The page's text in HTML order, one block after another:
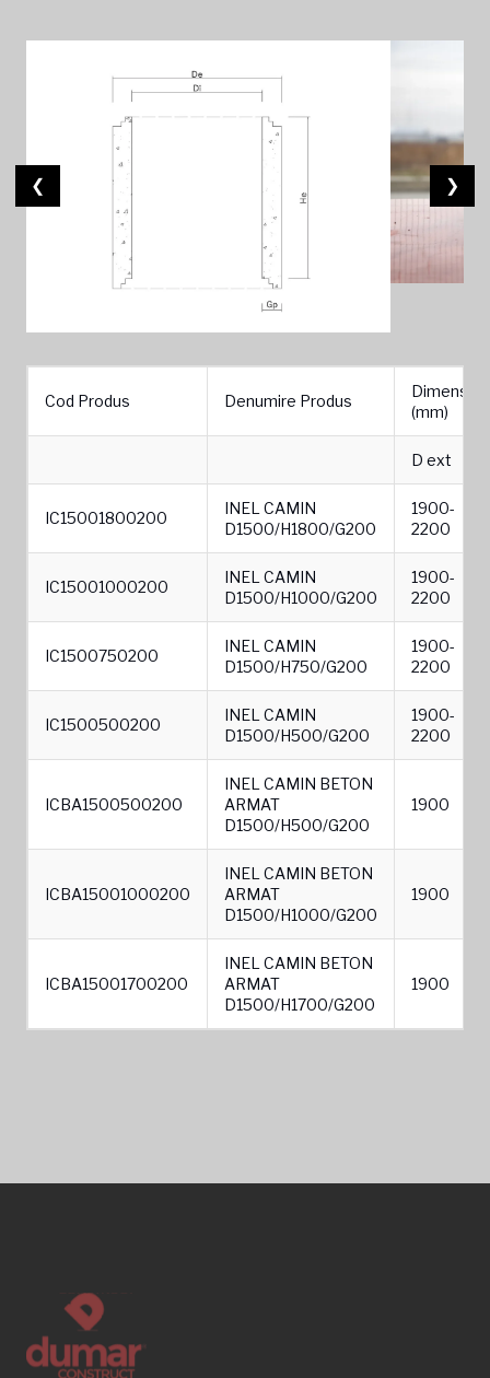
❮ ❯
Cod Produs Denumire Produs
(mm)
D ext
IC15001800200
INEL CAMIN
D1500/H1800/G200
1900-
2200
IC15001000200
INEL CAMIN
D1500/H1000/G200
1900-
2200
IC1500750200
INEL CAMIN
D1500/H750/G200
1900-
2200
IC1500500200
INEL CAMIN
D1500/H500/G200
1900-
2200
ICBA1500500200
INEL CAMIN BETON
ARMAT
D1500/H500/G200
1900
ICBA15001000200
INEL CAMIN BETON
ARMAT
D1500/H1000/G200
1900
ICBA15001700200
INEL CAMIN BETON
ARMAT
D1500/H1700/G200
1900